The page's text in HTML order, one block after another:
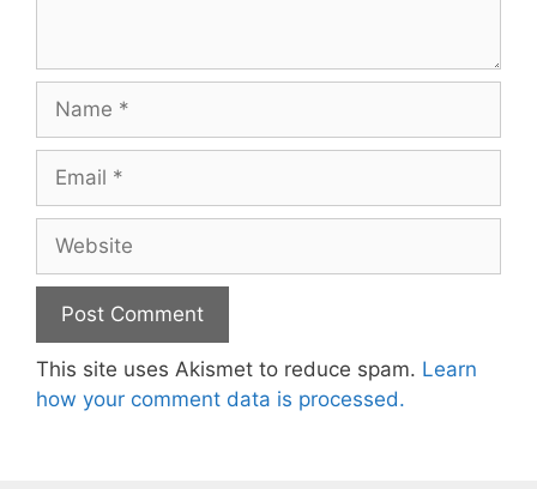
This site uses Akismet to reduce spam. Learn
how your comment data is processed.